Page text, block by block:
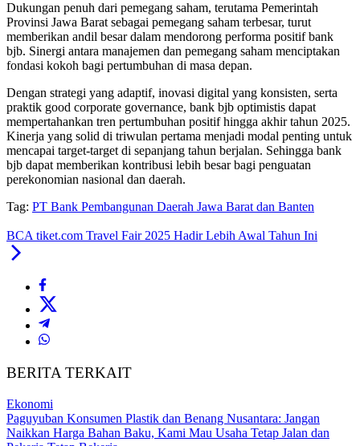
Dukungan penuh dari pemegang saham, terutama Pemerintah
Provinsi Jawa Barat sebagai pemegang saham terbesar, turut
memberikan andil besar dalam mendorong performa positif bank
bjb. Sinergi antara manajemen dan pemegang saham menciptakan
fondasi kokoh bagi pertumbuhan di masa depan.
Dengan strategi yang adaptif, inovasi digital yang konsisten, serta
praktik good corporate governance, bank bjb optimistis dapat
mempertahankan tren pertumbuhan positif hingga akhir tahun 2025.
Kinerja yang solid di triwulan pertama menjadi modal penting untuk
mencapai target-target di sepanjang tahun berjalan. Sehingga bank
bjb dapat memberikan kontribusi lebih besar bagi penguatan
perekonomian nasional dan daerah.
Tag: PT Bank Pembangunan Daerah Jawa Barat dan Banten
BCA tiket.com Travel Fair 2025 Hadir Lebih Awal Tahun Ini
BERITA TERKAIT
Ekonomi
Paguyuban Konsumen Plastik dan Benang Nusantara: Jangan
Naikkan Harga Bahan Baku, Kami Mau Usaha Tetap Jalan dan